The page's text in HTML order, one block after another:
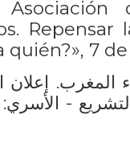
Repensar
7
المغرب. إعلان